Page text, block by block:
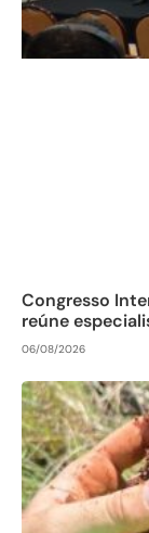
Congresso
reúne
06/08/2026